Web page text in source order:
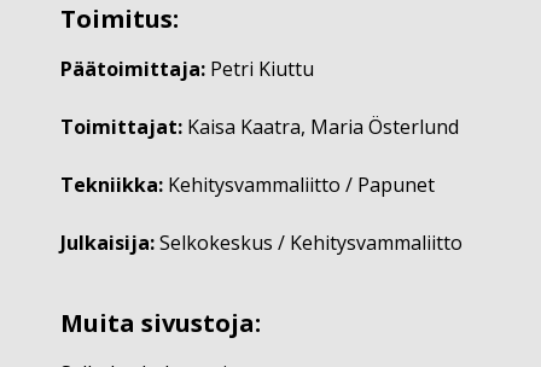
Toimitus:
Päätoimittaja: Petri Kiuttu
Toimittajat: Kaisa Kaatra, Maria Österlund
Tekniikka: Kehitysvammaliitto / Papunet
Julkaisija:Selkokeskus / Kehitysvammaliitto
Muita sivustoja: